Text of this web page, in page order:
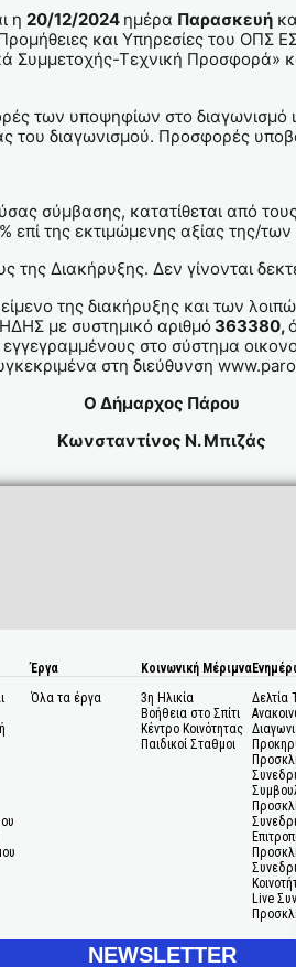
η 20/12/2024 ημέρα Παρασκευή
και Υπηρεσίες του ΟΠΣ
Συμμετοχής-Τεχνική Προσφορά»
των υποψηφίων στο διαγωνισμό
διαγωνισμού. Προσφορές
σύμβασης, κατατίθεται από
επί της εκτιμώμενης αξίας της/
της Διακήρυξης. Δεν γίνονται
της διακήρυξης και των
με συστημικό αριθμό 363380,
στο σύστημα
στη διεύθυνση
Ο Δήμαρχος Πάρου
Κωνσταντίνος Ν. Μπιζάς
Έργα
Όλα τα έργα
Κοινωνική Μέριμνα
3η Ηλικία
Βοήθεια στο Σπίτι
Κέντρο Κοινότητας
Παιδικοί Σταθμοι
Δελτία
Live
NEWSLETTER